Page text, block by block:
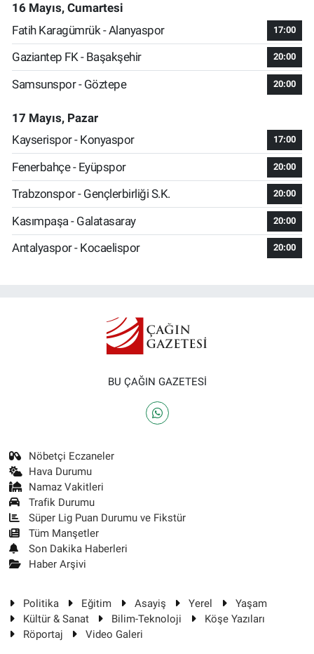
16 Mayıs, Cumartesi
Fatih Karagümrük - Alanyaspor
17:00
Gaziantep FK - Başakşehir 20:00
Samsunspor - Göztepe 20:00
17 Mayıs, Pazar
Kayserispor - Konyaspor
17:00
Fenerbahçe - Eyüpspor 20:00
Trabzonspor - Gençlerbirliği S.K. 20:00
Kasımpaşa - Galatasaray 20:00
Antalyaspor - Kocaelispor 20:00
BU ÇAĞIN GAZETESİ
Nöbetçi Eczaneler
Hava Durumu
Namaz Vakitleri
Trafik Durumu
Süper Lig Puan Durumu ve Fikstür
Tüm Manşetler
Son Dakika Haberleri
Haber Arşivi
Politika Eğitim Asayiş Yerel
Yaşam
Kültür & Sanat
Bilim-Teknoloji
Köşe Yazıları
Röportaj
Video Galeri